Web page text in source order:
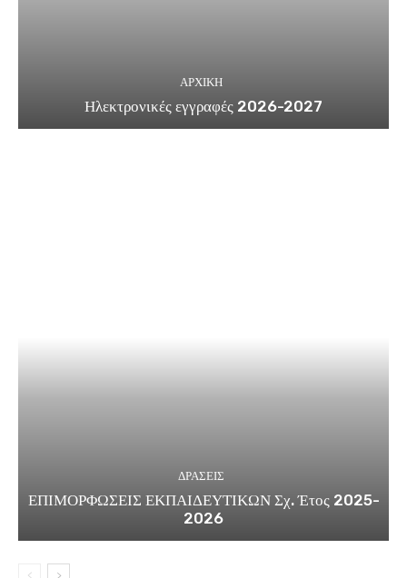
ΑΡΧΙΚΗ
Ηλεκτρονικές εγγραφές 2026-2027
ΔΡΑΣΕΙΣ
ΕΠΙΜΟΡΦΩΣΕΙΣ ΕΚΠΑΙΔΕΥΤΙΚΩΝ Σχ. Έτος 2025-
2026